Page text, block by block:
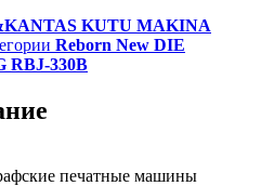
KUTU MAKINA
Reborn New DIE
RBJ-330B
печатные машины